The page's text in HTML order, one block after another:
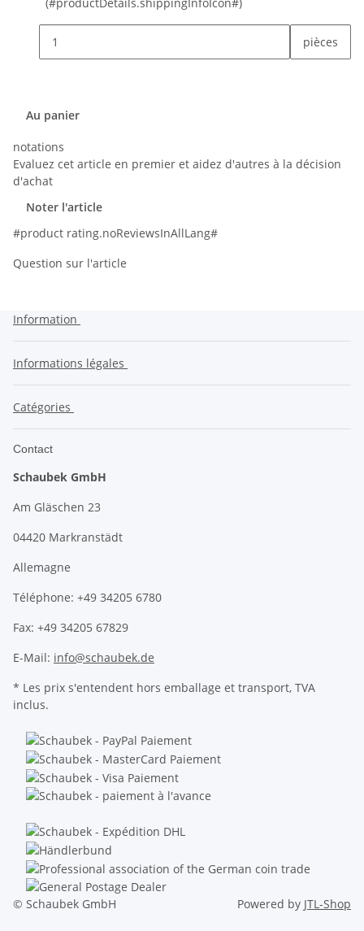
(#productDetails.shippingInfoIcon#)
pièces
Au panier
notations
Evaluez cet article en premier et aidez d'autres à la décision
d'achat
Noter l'article
#product rating.noReviewsInAllLang#
Question sur l'article
Information
Informations légales
Catégories
Contact
Schaubek GmbH
Am Gläschen 23
04420 Markranstädt
Allemagne
Téléphone: +49 34205 6780
Fax: +49 34205 67829
E-Mail: info@schaubek.de
* Les prix s'entendent hors emballage et transport, TVA
inclus.
© Schaubek GmbH Powered by JTL-Shop